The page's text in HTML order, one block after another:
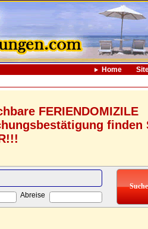
Home
FERIENDOMIZILE
finden
Abreise